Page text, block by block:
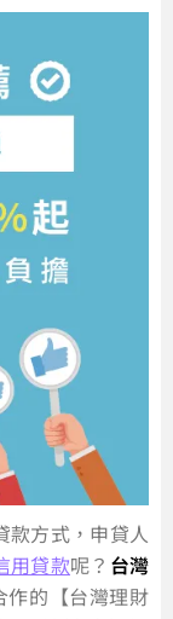
方式，申貸人
用貸款呢？ 台灣
作的【台灣理財